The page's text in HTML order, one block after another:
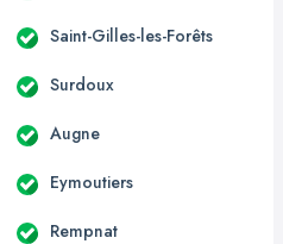
Saint-Gilles-les-Forêts
Surdoux
Augne
Eymoutiers
Rempnat